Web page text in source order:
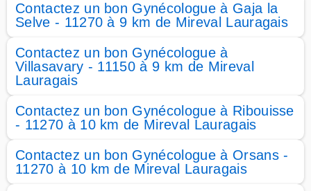
Contactez un bon Gynécologue à Gaja la
Selve - 11270 à 9 km de Mireval Lauragais
Contactez un bon Gynécologue à
Villasavary - 11150 à 9 km de Mireval
Lauragais
Contactez un bon Gynécologue à Ribouisse
- 11270 à 10 km de Mireval Lauragais
Contactez un bon Gynécologue à Orsans -
11270 à 10 km de Mireval Lauragais